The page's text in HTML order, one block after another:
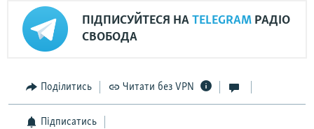
ПІДПИСУЙТЕСЯ НА TELEGRAM РАДІО
СВОБОДА
Поділитись Читати без VPN
Підписатись